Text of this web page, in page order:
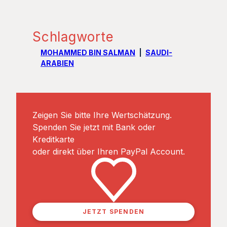
Schlagworte
MOHAMMED BIN SALMAN
SAUDI-
ARABIEN
Zeigen Sie bitte Ihre Wertschätzung.
Spenden Sie jetzt mit Bank oder
Kreditkarte
oder direkt über Ihren PayPal Account.
JETZT SPENDEN